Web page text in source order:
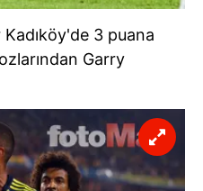
3 puana
Garry